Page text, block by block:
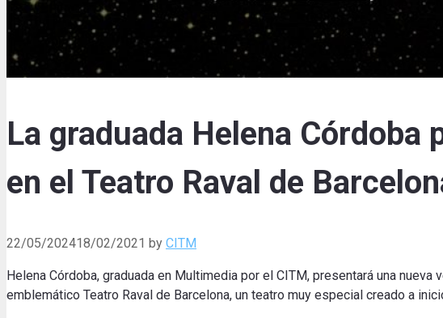
La graduada Helena
en el Teatro Raval de
22/05/202418/02/2021 by CITM
Helena Córdoba, graduada en Multimedia por el CITM, presentará una nueva
emblemático Teatro Raval de Barcelona, un teatro muy especial creado a